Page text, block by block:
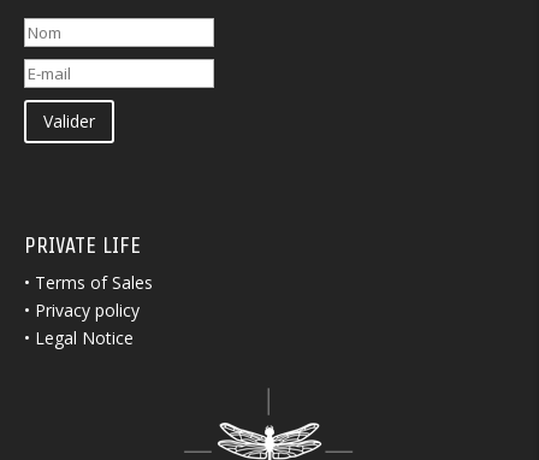
Valider
PRIVATE LIFE
• Terms of Sales
• Privacy policy
• Legal Notice